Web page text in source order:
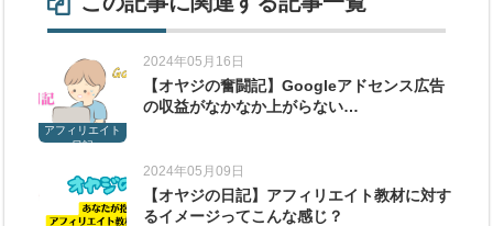
アフィリエイト
日記
2024年05月16日
【オヤジの奮闘記】Googleアドセンス広告
の収益がなかなか上がらない…
2024年05月09日
【オヤジの日記】アフィリエイト教材に対す
るイメージってこんな感じ？